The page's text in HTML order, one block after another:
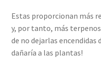
Estas proporcionan más
y, por tanto, más terpenos
de no dejarlas encendidas
dañaría a las plantas!